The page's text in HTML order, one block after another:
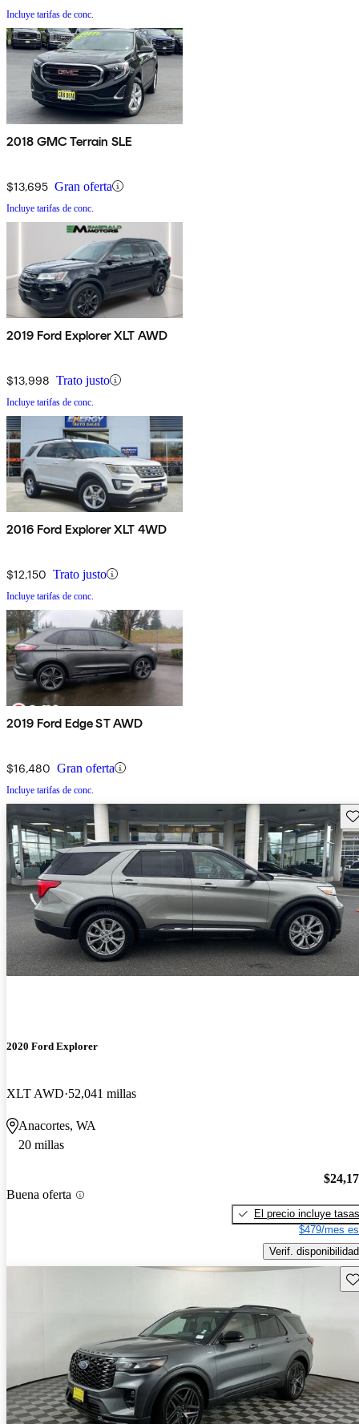
Incluye tarifas de conc.
2018 GMC Terrain SLE
$13,695 Gran oferta
Incluye tarifas de conc.
2019 Ford Explorer XLT AWD
$13,998 Trato justo
Incluye tarifas de conc.
2016 Ford Explorer XLT 4WD
$12,150 Trato justo
Incluye tarifas de conc.
2019 Ford Edge ST AWD
$16,480 Gran oferta
Incluye tarifas de conc.
2020 Ford Explorer
XLT AWD 52,041 millas
Anacortes, WA
20 millas
Buena oferta
El precio incluye tasas
$479/mes
Verif. disponibilidad